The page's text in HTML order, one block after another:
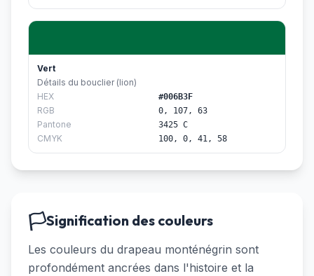
Vert
Détails du bouclier (lion)
HEX
#006B3F
RGB 0, 107, 63
Pantone 3425 C
CMYK 100, 0, 41, 58
🏳️Signification des couleurs
Les couleurs du drapeau monténégrin sont
profondément ancrées dans l'histoire et la